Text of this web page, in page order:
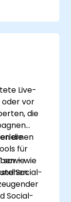
Live-
oder vor
die
für
– wie
Social-
die
sowie
Social-